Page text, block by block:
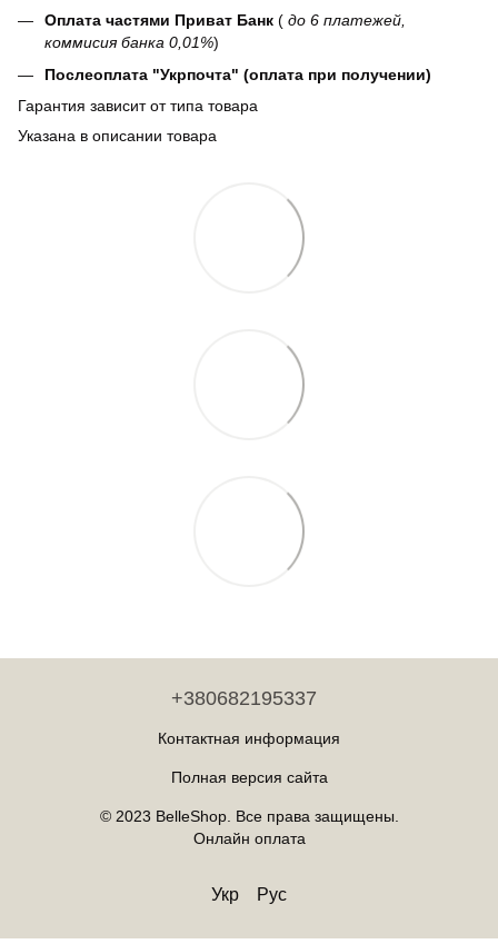
Оплата частями Приват Банк ( до 6 платежей,
коммисия банка 0,01%)
Послеоплата "Укрпочта" (оплата при получении)
Гарантия зависит от типа товара
Указана в описании товара
+380682195337
Контактная информация
Полная версия сайта
© 2023 BelleShop. Все права защищены.
Онлайн оплата
Укр Рус